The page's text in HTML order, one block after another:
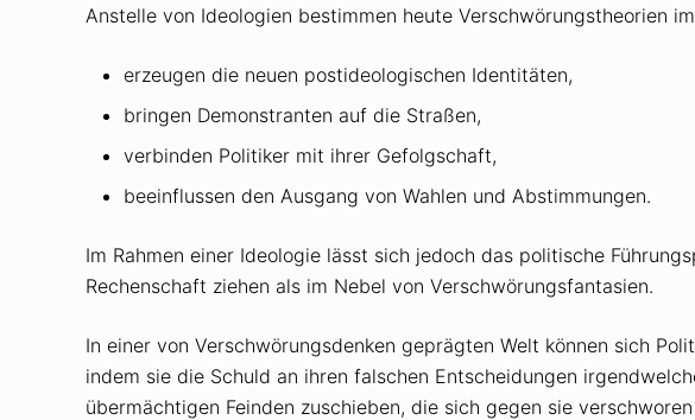
Anstelle von Ideologien bestimmen heute Verschwörungstheorien
erzeugen die neuen postideologischen Identitäten,
bringen Demonstranten auf die Straßen,
verbinden Politiker mit ihrer Gefolgschaft,
beeinflussen den Ausgang von Wahlen und Abstimmungen.
Im Rahmen einer Ideologie lässt sich jedoch das politische
Rechenschaft ziehen als im Nebel von Verschwörungsfantasien.
In einer von Verschwörungsdenken geprägten Welt können sich
indem sie die Schuld an ihren falschen Entscheidungen
übermächtigen Feinden zuschieben, die sich gegen sie